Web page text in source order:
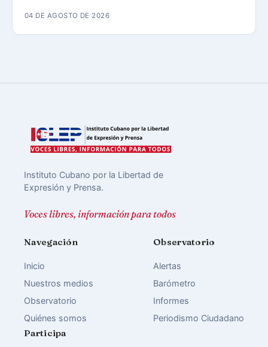
04 DE AGOSTO DE 2026
Instituto Cubano por la Libertad de
Expresión y Prensa.
Voces libres, información para todos
Navegación
Inicio
Nuestros medios
Observatorio
Quiénes somos
Observatorio
Alertas
Barómetro
Informes
Periodismo Ciudadano
Participa